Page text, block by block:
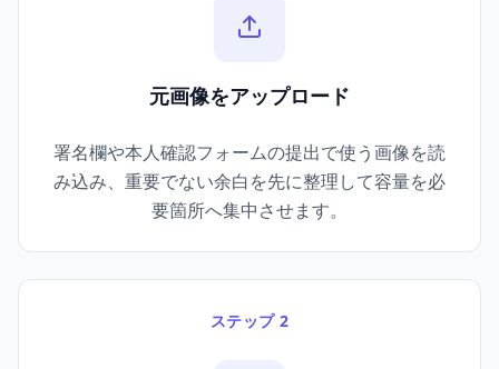
元画像をアップロード
署名欄や本人確認フォームの提出で使う画像を読
み込み、重要でない余白を先に整理して容量を必
要箇所へ集中させます。
ステップ 2